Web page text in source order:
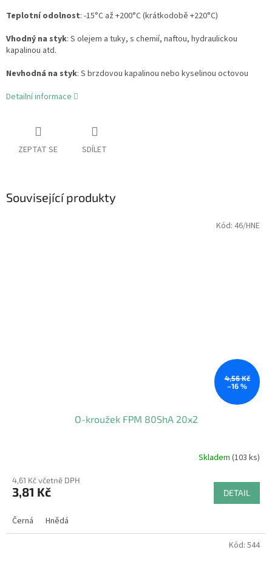
Teplotní odolnost: -15°C až +200°C (krátkodobě +220°C)
Vhodný na styk: S olejem a tuky, s chemií, naftou, hydraulickou
kapalinou atd.
Nevhodná na styk: S brzdovou kapalinou nebo kyselinou octovou
Detailní informace
ZEPTAT SE SDÍLET
Související produkty
4,56 Kč
–16 %
O-kroužek FPM 80ShA 20x2
Skladem (103 ks)
4,61 Kč včetně DPH
3,81 Kč DETAIL
Černá Hnědá
Kód: 46/HNE
Kód: 544